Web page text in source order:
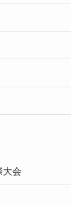
大会